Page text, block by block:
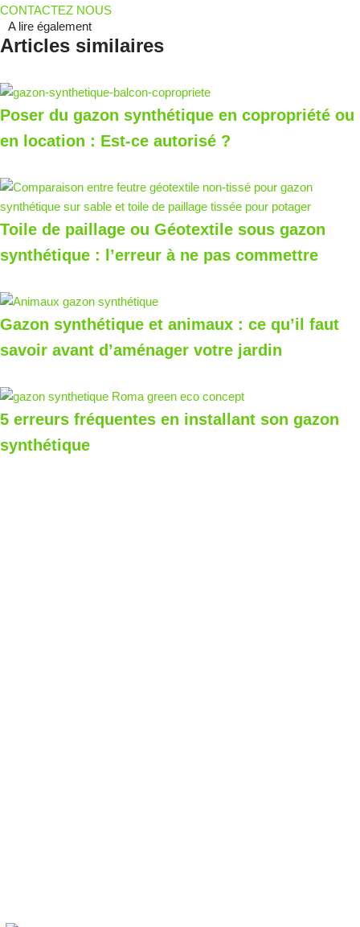
CONTACTEZ NOUS
A lire également
Articles similaires
Poser du gazon synthétique en copropriété ou
en location : Est-ce autorisé ?
Toile de paillage ou Géotextile sous gazon
synthétique : l’erreur à ne pas commettre
Gazon synthétique et animaux : ce qu’il faut
savoir avant d’aménager votre jardin
5 erreurs fréquentes en installant son gazon
synthétique